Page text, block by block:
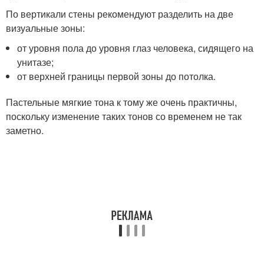
По вертикали стены рекомендуют разделить на две
визуальные зоны:
от уровня пола до уровня глаз человека, сидящего на
унитазе;
от верхней границы первой зоны до потолка.
Пастельные мягкие тона к тому же очень практичны,
поскольку изменение таких тонов со временем не так
заметно.